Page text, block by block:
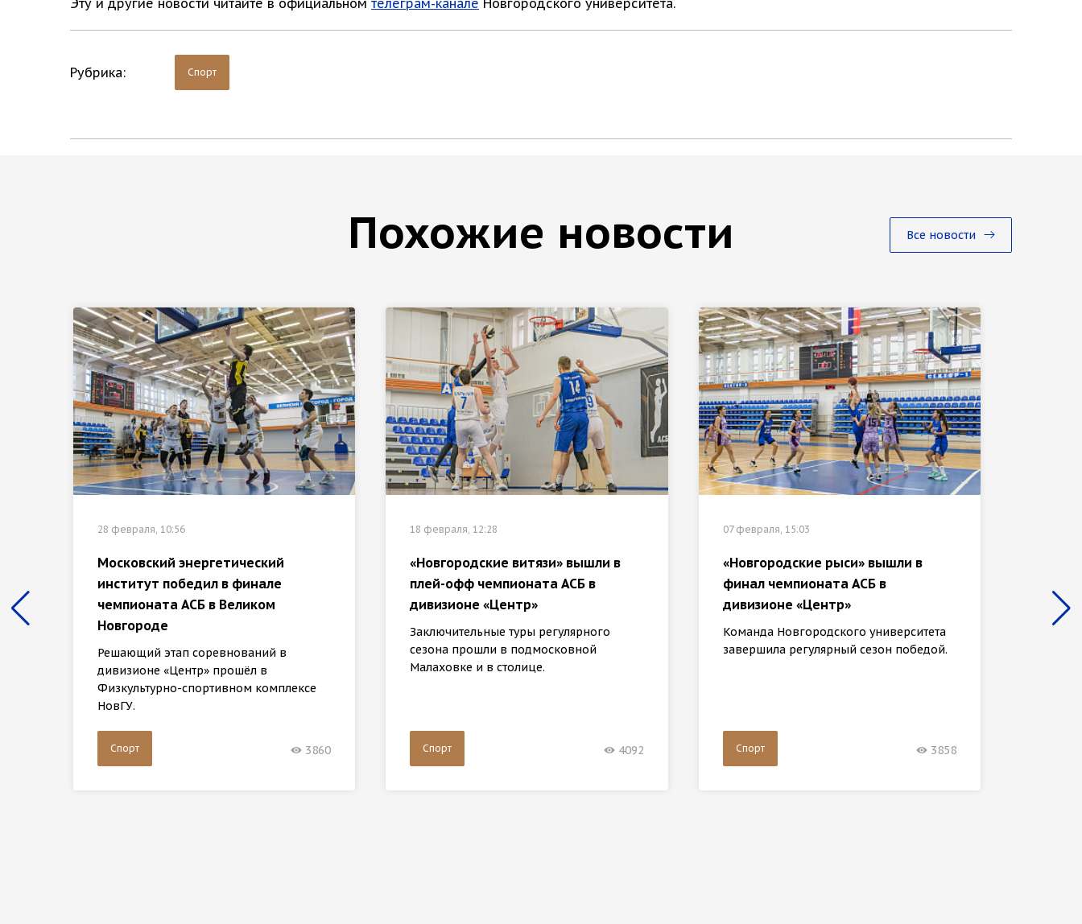
Рубрика: Спорт
Похожие новости Все новости
28 февраля, 10:56
Московский энергетический
институт победил в финале
чемпионата АСБ в Великом
Новгороде
Решающий этап соревнований в
дивизионе «Центр» прошёл в
Физкультурно-спортивном комплексе
НовГУ.
Спорт 3860
18 февраля, 12:28
«Новгородские витязи» вышли в
плей-офф чемпионата АСБ в
дивизионе «Центр»
Заключительные туры регулярного
сезона прошли в подмосковной
Малаховке и в столице.
Спорт 4092
07 февраля, 15:03
«Новгородские рыси» вышли в
финал чемпионата АСБ в
дивизионе «Центр»
Команда Новгородского университета
завершила регулярный сезон победой.
Спорт 3858